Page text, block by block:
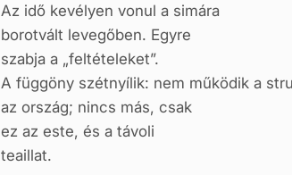
Az idő kevélyen vonul a simára
borotvált levegőben. Egyre
szabja a „feltételeket”.
A függöny szétnyílik: nem működik a
az ország; nincs más, csak
ez az este, és a távoli
teaillat.